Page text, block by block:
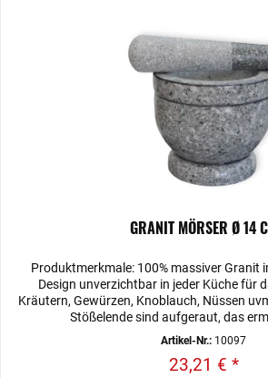
GRANIT MÖRSER Ø 14
Produktmerkmale: 100% massiver Granit
Design unverzichtbar in jeder Küche für
Kräutern, Gewürzen, Knoblauch, Nüssen
Stößelende sind aufgeraut, das
Artikel-Nr.: 10097
23,21 € *